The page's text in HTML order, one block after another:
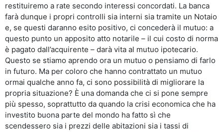
restituiremo a rate secondo interessi concordati. La banca
farà dunque i propri controlli sia interni sia tramite un Notaio
e, se questi daranno esito positivo, ci concederà il mutuo: a
questo punto un apposito atto notarile – il cui costo di norma
è pagato dall’acquirente – darà vita al mutuo ipotecario.
Questo se stiamo aprendo ora un mutuo o pensiamo di farlo
in futuro. Ma per coloro che hanno contrattato un mutuo
ormai qualche anno fa, ci sono possibilità di migliorare la
propria situazione? È una domanda che ci si pone sempre
più spesso, soprattutto da quando la crisi economica che ha
investito buona parte del mondo ha fatto sì che
scendessero sia i prezzi delle abitazioni sia i tassi di